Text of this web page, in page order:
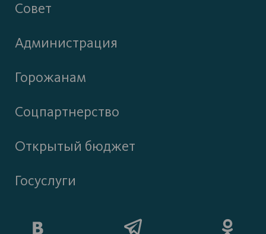
Совет
Администрация
Горожанам
Соцпартнерство
Открытый бюджет
Госуслуги